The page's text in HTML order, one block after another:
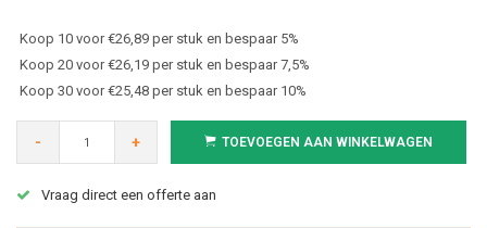
Koop 10 voor €26,89 per stuk en bespaar 5%
Koop 20 voor €26,19 per stuk en bespaar 7,5%
Koop 30 voor €25,48 per stuk en bespaar 10%
- + TOEVOEGEN AAN WINKELWAGEN
Vraag direct een offerte aan